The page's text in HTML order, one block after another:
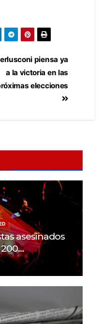
piensa ya
a la victoria en las
elecciones
asesinados
muertos